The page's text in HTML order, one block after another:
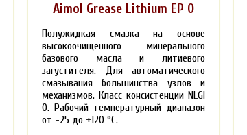
Aimol Grease Lithium EP 0
Полужидкая смазка на основе
высокоочищенного минерального
базового масла и литиевого
загустителя. Для автоматического
смазывания большинства узлов и
механизмов. Класс консистенции NLGI
0. Рабочий температурный диапазон
от -25 до +120 °С.